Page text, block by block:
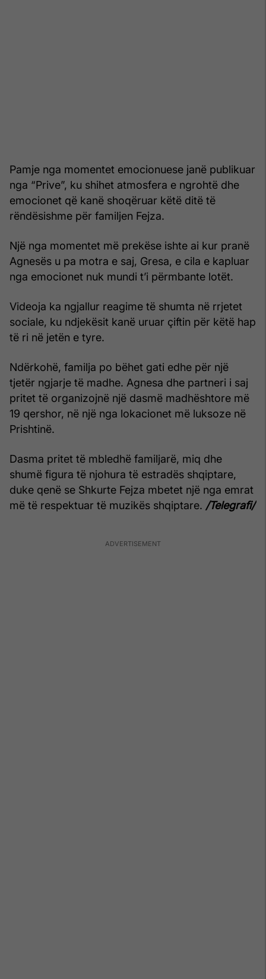
Pamje nga momentet emocionuese janë publikuar
nga “Prive”, ku shihet atmosfera e ngrohtë dhe
emocionet që kanë shoqëruar këtë ditë të
rëndësishme për familjen Fejza.
Një nga momentet më prekëse ishte ai kur pranë
Agnesës u pa motra e saj, Gresa, e cila e kapluar
nga emocionet nuk mundi t’i përmbante lotët.
Videoja ka ngjallur reagime të shumta në rrjetet
sociale, ku ndjekësit kanë uruar çiftin për këtë hap
të ri në jetën e tyre.
Ndërkohë, familja po bëhet gati edhe për një
tjetër ngjarje të madhe. Agnesa dhe partneri i saj
pritet të organizojnë një dasmë madhështore më
19 qershor, në një nga lokacionet më luksoze në
Prishtinë.
Dasma pritet të mbledhë familjarë, miq dhe
shumë figura të njohura të estradës shqiptare,
duke qenë se Shkurte Fejza mbetet një nga emrat
më të respektuar të muzikës shqiptare. /Telegrafi/